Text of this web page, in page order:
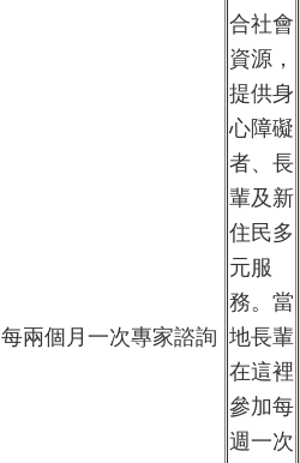
每兩個月一次專家諮詢
合社會
資源，
提供身
心障礙
者、長
輩及新
住民多
元服
務。當
地長輩
在這裡
參加每
週一次